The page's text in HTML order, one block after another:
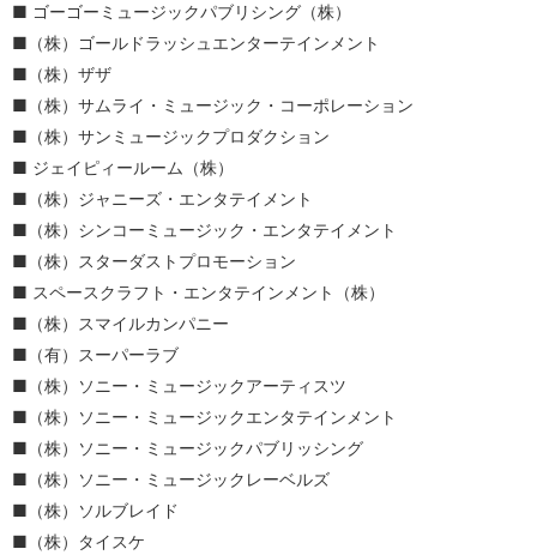
ゴーゴーミュージックパブリシング（株）
（株）ゴールドラッシュエンターテインメント
（株）ザザ
（株）サムライ・ミュージック・コーポレーション
（株）サンミュージックプロダクション
ジェイピィールーム（株）
（株）ジャニーズ・エンタテイメント
（株）シンコーミュージック・エンタテイメント
（株）スターダストプロモーション
スペースクラフト・エンタテインメント（株）
（株）スマイルカンパニー
（有）スーパーラブ
（株）ソニー・ミュージックアーティスツ
（株）ソニー・ミュージックエンタテインメント
（株）ソニー・ミュージックパブリッシング
（株）ソニー・ミュージックレーベルズ
（株）ソルブレイド
（株）タイスケ